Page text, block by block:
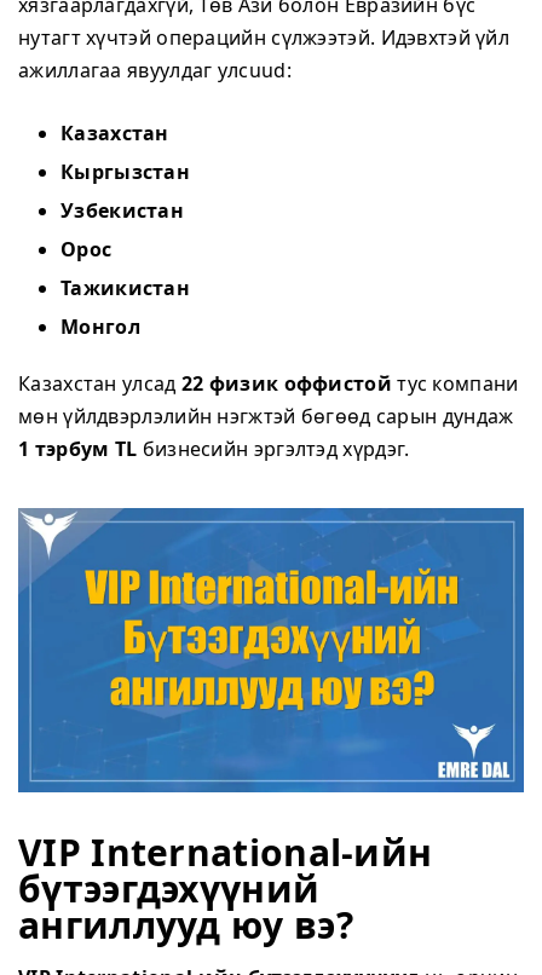
нутагт хүчтэй операцийн сүлжээтэй. Идэвхтэй үйл
ажиллагаа явуулдаг улсuud:
Казахстан
Кыргызстан
Узбекистан
Орос
Тажикистан
Монгол
Казахстан улсад 22 физик оффистой тус компани
мөн үйлдвэрлэлийн нэгжтэй бөгөөд сарын дундаж
1 тэрбум TL бизнесийн эргэлтэд хүрдэг.
VIP International-ийн
бүтээгдэхүүний
ангиллууд юу вэ?